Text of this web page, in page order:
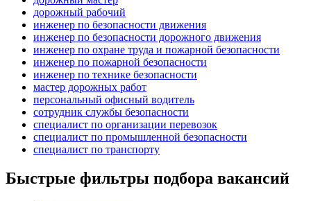
дорожный рабочий
инженер по безопасности движения
инженер по безопасности дорожного движения
инженер по охране труда и пожарной безопасности
инженер по пожарной безопасности
инженер по технике безопасности
мастер дорожных работ
персональный офисный водитель
сотрудник службы безопасности
специалист по организации перевозок
специалист по промышленной безопасности
специалист по транспорту
Быстрые фильтры подбора вакансий